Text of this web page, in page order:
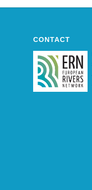
CONTACT